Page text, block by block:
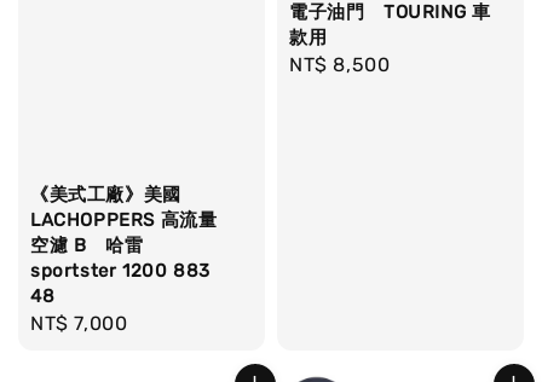
《美式工廠》美國
LACHOPPERS 高流量
空濾 B 哈雷
sportster 1200 883
48
Regular
NT$ 7,000
電子油門 TOURING 車
款用
Regular
NT$ 8,500